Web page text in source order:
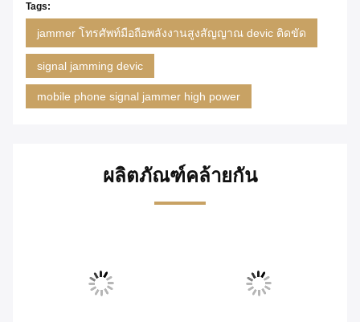
Tags:
jammer โทรศัพท์มือถือพลังงานสูงสัญญาณ devic ติดขัด
signal jamming devic
mobile phone signal jammer high power
ผลิตภัณฑ์คล้ายกัน